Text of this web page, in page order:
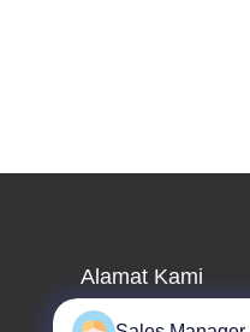
Alamat Kami
Alamat perusahaan